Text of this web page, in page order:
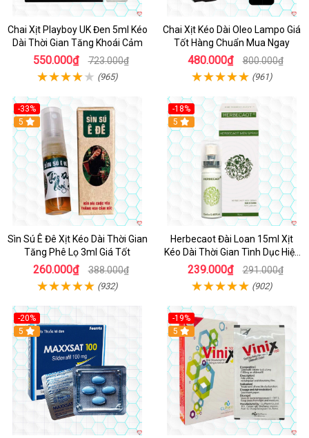
Chai Xịt Playboy UK Đen 5ml Kéo
Dài Thời Gian Tăng Khoái Cảm
550.000₫ 723.000₫
(965)
Chai Xịt Kéo Dài Oleo Lampo Giá
Tốt Hàng Chuẩn Mua Ngay
480.000₫ 800.000₫
(961)
-33%
5
Sìn Sú Ê Đê Xịt Kéo Dài Thời Gian
Tăng Phê Lọ 3ml Giá Tốt
260.000₫ 388.000₫
(932)
-18%
5
Herbecaot Đài Loan 15ml Xịt
Kéo Dài Thời Gian Tình Dục Hiệu
Quả
239.000₫ 291.000₫
(902)
-20%
5
-19%
5